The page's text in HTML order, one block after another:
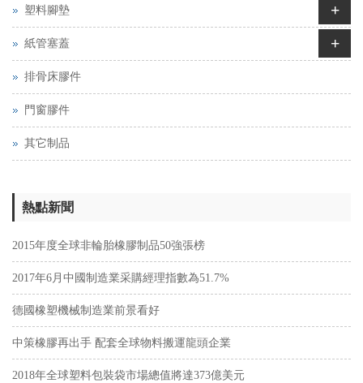
塑料腳墊 +
紙管塞蓋 +
排骨床膠件
門窗膠件
其它制品
熱點新聞
2015年度全球非輪胎橡膠制品50強張榜
2017年6月中國制造業采購經理指數為51.7%
德國橡塑機械制造業前景看好
中策橡膠再出手 配套全球物料搬運龍頭企業
2018年全球塑料包裝袋市場總值將達373億美元